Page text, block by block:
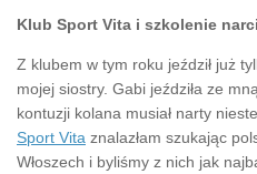
Klub Sport Vita i szkolenie
Z klubem w tym roku jeździł już
mojej siostry. Gabi jeździła ze
kontuzji kolana musiał narty
Sport Vita znalazłam szukając
Włoszech i byliśmy z nich jak